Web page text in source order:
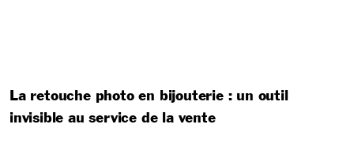
La retouche photo en bijouterie : un outil
invisible au service de la vente